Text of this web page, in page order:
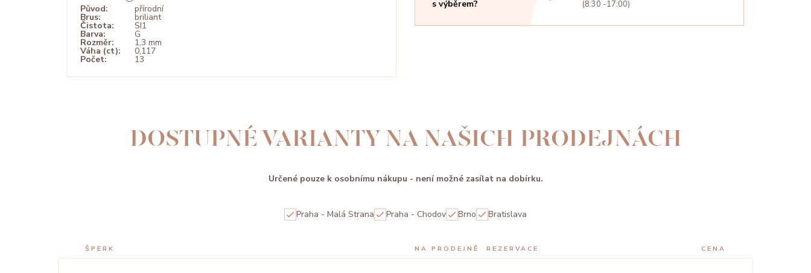
Původ:
přírodní
Brus: briliant
Čistota: SI1
Barva: G
Rozměr: 1,3 mm
Váha (ct): 0,117
Počet: 13
s výběrem?
(8:30 -17:00)
DOSTUPNÉ VARIANTY NA NAŠICH PRODEJNÁCH
Určené pouze k osobnímu nákupu - není možné zasílat na dobírku.
Praha - Malá Strana Praha - Chodov Brno Bratislava
ŠPERK NA PRODEJNĚ REZERVACE CENA